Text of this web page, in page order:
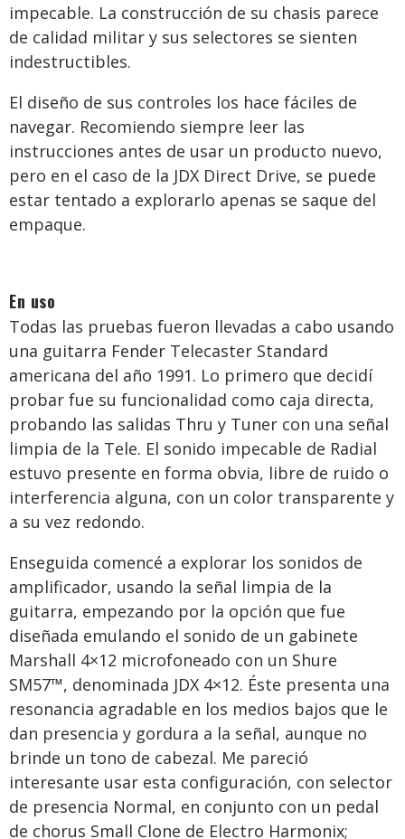
impecable. La construcción de su chasis parece
de calidad militar y sus selectores se sienten
indestructibles.
El diseño de sus controles los hace fáciles de
navegar. Recomiendo siempre leer las
instrucciones antes de usar un producto nuevo,
pero en el caso de la JDX Direct Drive, se puede
estar tentado a explorarlo apenas se saque del
empaque.
En uso
Todas las pruebas fueron llevadas a cabo usando
una guitarra Fender Telecaster Standard
americana del año 1991. Lo primero que decidí
probar fue su funcionalidad como caja directa,
probando las salidas Thru y Tuner con una señal
limpia de la Tele. El sonido impecable de Radial
estuvo presente en forma obvia, libre de ruido o
interferencia alguna, con un color transparente y
a su vez redondo.
Enseguida comencé a explorar los sonidos de
amplificador, usando la señal limpia de la
guitarra, empezando por la opción que fue
diseñada emulando el sonido de un gabinete
Marshall 4×12 microfoneado con un Shure
SM57™, denominada JDX 4×12. Éste presenta una
resonancia agradable en los medios bajos que le
dan presencia y gordura a la señal, aunque no
brinde un tono de cabezal. Me pareció
interesante usar esta configuración, con selector
de presencia Normal, en conjunto con un pedal
de chorus Small Clone de Electro Harmonix;